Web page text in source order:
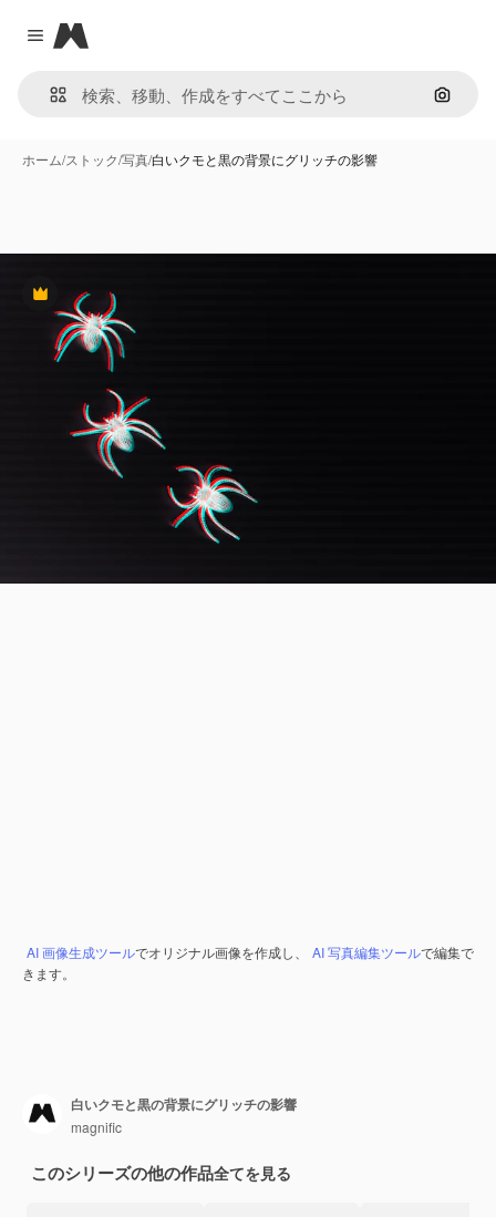
Close menu
Magnific
画像で
ホーム/ストック/写真/白いクモと黒の背景にグリッチの影響
Premium
AI 画像生成ツールでオリジナル画像を作成し、 AI 写真編集ツールで編集で
きます。
白いクモと黒の背景にグリッチの影響
magnific
このシリーズの他の作品全てを見る